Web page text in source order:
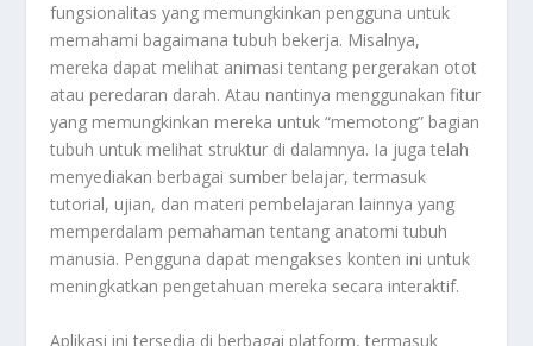
fungsionalitas yang memungkinkan pengguna untuk
memahami bagaimana tubuh bekerja. Misalnya,
mereka dapat melihat animasi tentang pergerakan otot
atau peredaran darah. Atau nantinya menggunakan fitur
yang memungkinkan mereka untuk “memotong” bagian
tubuh untuk melihat struktur di dalamnya. Ia juga telah
menyediakan berbagai sumber belajar, termasuk
tutorial, ujian, dan materi pembelajaran lainnya yang
memperdalam pemahaman tentang anatomi tubuh
manusia. Pengguna dapat mengakses konten ini untuk
meningkatkan pengetahuan mereka secara interaktif.
Aplikasi ini tersedia di berbagai platform, termasuk